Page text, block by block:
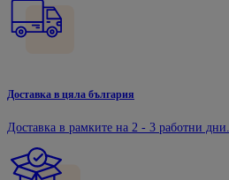
Доставка в цяла българия
Доставка в рамките на 2 - 3 работни дни.